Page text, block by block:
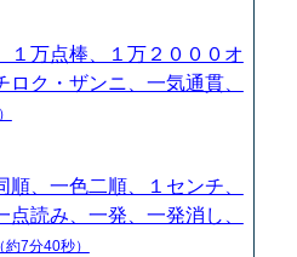
１万点棒、１万２０００オ
ク・ザンニ、一気通貫、
順、一色二順、１センチ、
読み、一発、一発消し、
（約7分40秒）